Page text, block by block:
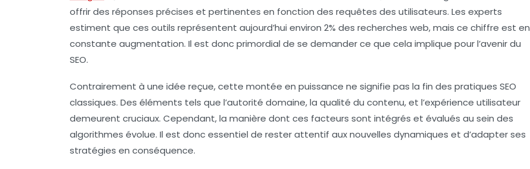
offrir des réponses précises et pertinentes en fonction des requêtes des utilisateurs. Les experts
estiment que ces outils représentent aujourd’hui environ 2% des recherches web, mais ce chiffre est en
constante augmentation. Il est donc primordial de se demander ce que cela implique pour l’avenir du
SEO.
Contrairement à une idée reçue, cette montée en puissance ne signifie pas la fin des pratiques SEO
classiques. Des éléments tels que l’autorité domaine, la qualité du contenu, et l’expérience utilisateur
demeurent cruciaux. Cependant, la manière dont ces facteurs sont intégrés et évalués au sein des
algorithmes évolue. Il est donc essentiel de rester attentif aux nouvelles dynamiques et d’adapter ses
stratégies en conséquence.